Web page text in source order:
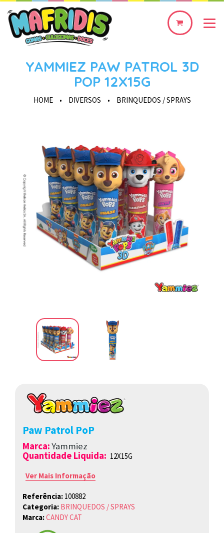
0
YAMMIEZ PAW PATROL 3D
POP 12X15G
HOME • DIVERSOS • BRINQUEDOS / SPRAYS
Paw Patrol PoP
Marca:Yammiez
Quantidade Liquida: 12X15G
Ver Mais Informação
Referência: 100882
Categoria: BRINQUEDOS / SPRAYS
Marca:CANDY CAT